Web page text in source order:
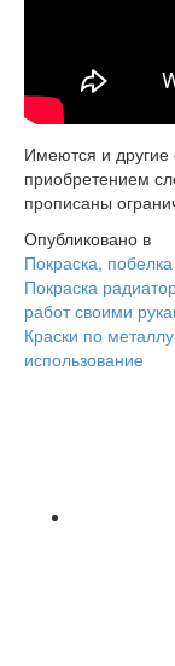
Имеются и
приобретением
прописаны
Опубликовано в
Покраска, побелка
Покраска
работ своими
Краски по
использование